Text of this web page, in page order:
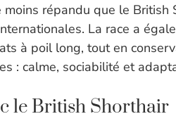
moins répandu que le
La race a
à poil long, tout en
: calme, sociabilité et
le British Shorthair